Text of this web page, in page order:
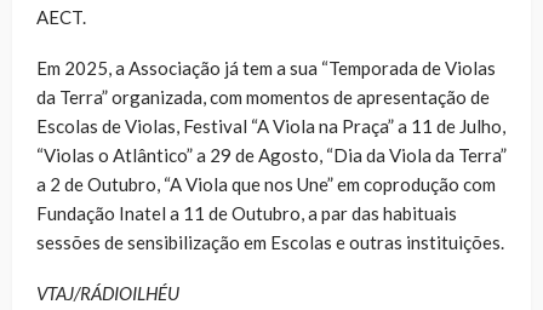
AECT.
Em 2025, a Associação já tem a sua “Temporada de Violas
da Terra” organizada, com momentos de apresentação de
Escolas de Violas, Festival “A Viola na Praça” a 11 de Julho,
“Violas o Atlântico” a 29 de Agosto, “Dia da Viola da Terra”
a 2 de Outubro, “A Viola que nos Une” em coprodução com
Fundação Inatel a 11 de Outubro, a par das habituais
sessões de sensibilização em Escolas e outras instituições.
VTAJ/RÁDIOILHÉU